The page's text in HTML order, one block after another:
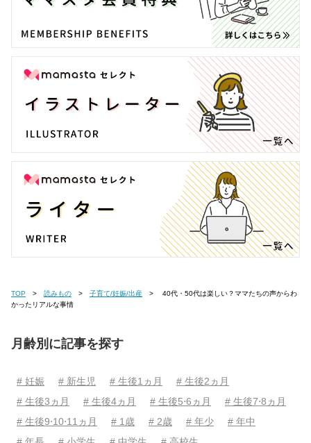
TOP 読みもの 子育て/妊娠/出産
かったリアルな事情
月齢別に記事を探す
# 妊娠 # 新生児 # 生後1ヵ月
# 生後2ヵ月
# 生後3ヵ月
# 生後4ヵ月 # 生後5⋅6ヵ月
# 生後7⋅8ヵ月
# 生後9⋅10⋅11ヵ月
# 1歳 # 2歳 # 年少
# 年中